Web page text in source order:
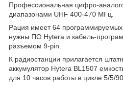
Профессиональная цифро-
диапазонами UHF 400-470 МГц.
Рация имеет 64
нужны ПО Hytera и кабель-
разъемом 9-pin.
К радиостанции прилагается
аккумулятор Hytera BL1507
для 10 часов работы в цикле 5/5/90.